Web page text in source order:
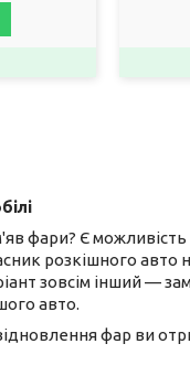
фари? Є можливість
розкішного авто
зовсім інший —
авто.
фар ви